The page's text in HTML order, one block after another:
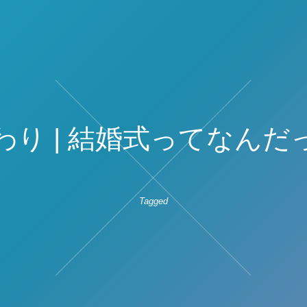
り | 結婚式ってなんだ
Tagged